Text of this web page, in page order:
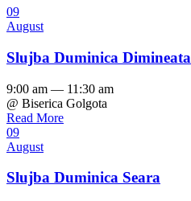
09
August
Slujba Duminica Dimineata
9:00 am — 11:30 am
@ Biserica Golgota
Read More
09
August
Slujba Duminica Seara